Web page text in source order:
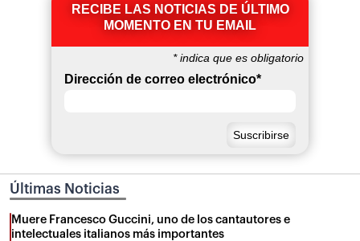
RECIBE LAS NOTICIAS DE ÚLTIMO
MOMENTO EN TU EMAIL
*indica que es obligatorio
Dirección de correo electrónico*
Últimas Noticias
Muere Francesco Guccini, uno de los cantautores e
intelectuales italianos más importantes